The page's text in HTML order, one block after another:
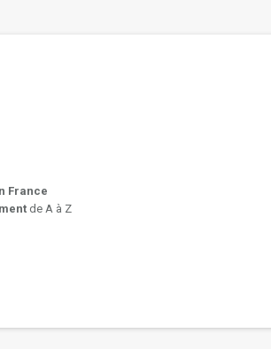
France
de A à Z